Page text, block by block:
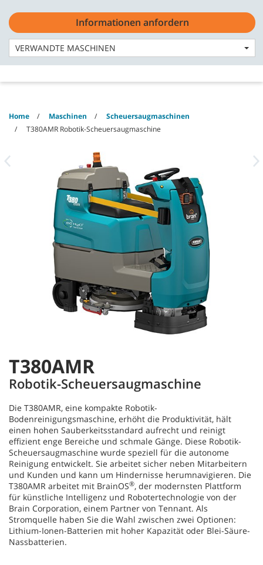
content
navigation
menu
Home Maschinen
Scheuersaugmaschinen
T380AMR Robotik-Scheuersaugmaschine
T380AMR
Robotik-Scheuersaugmaschine
Die T380AMR, eine kompakte Robotik-
Bodenreinigungsmaschine, erhöht die Produktivität, hält
einen hohen Sauberkeitsstandard aufrecht und reinigt
effizient enge Bereiche und schmale Gänge. Diese Robotik-
Scheuersaugmaschine wurde speziell für die autonome
Reinigung entwickelt. Sie arbeitet sicher neben Mitarbeitern
und Kunden und kann um Hindernisse herumnavigieren. Die
T380AMR arbeitet mit BrainOS®, der modernsten Plattform
für künstliche Intelligenz und Robotertechnologie von der
Brain Corporation, einem Partner von Tennant. Als
Stromquelle haben Sie die Wahl zwischen zwei Optionen:
Lithium-Ionen-Batterien mit hoher Kapazität oder Blei-Säure-
Nassbatterien.
Informationen anfordern
VERWANDTE MASCHINEN